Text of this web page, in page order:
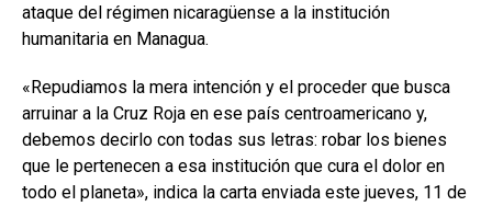
ataque del régimen nicaragüense a la institución
humanitaria en Managua.
«Repudiamos la mera intención y el proceder que busca
arruinar a la Cruz Roja en ese país centroamericano y,
debemos decirlo con todas sus letras: robar los bienes
que le pertenecen a esa institución que cura el dolor en
todo el planeta», indica la carta enviada este jueves, 11 de